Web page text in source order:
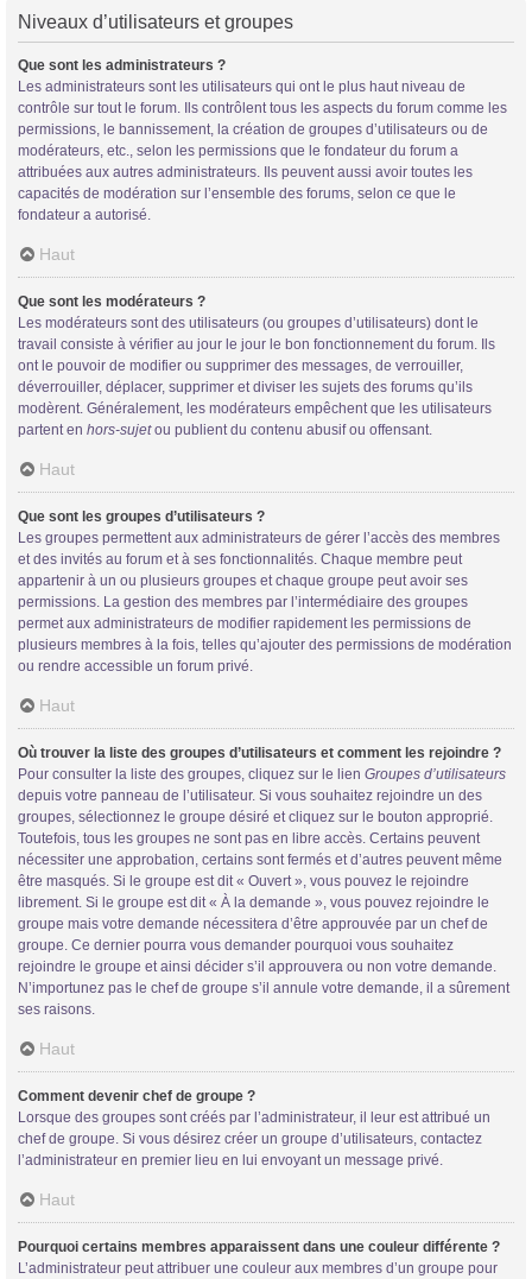
Niveaux d’utilisateurs et groupes
Que sont les administrateurs ?
Les administrateurs sont les utilisateurs qui ont le plus haut niveau de
contrôle sur tout le forum. Ils contrôlent tous les aspects du forum comme les
permissions, le bannissement, la création de groupes d’utilisateurs ou de
modérateurs, etc., selon les permissions que le fondateur du forum a
attribuées aux autres administrateurs. Ils peuvent aussi avoir toutes les
capacités de modération sur l’ensemble des forums, selon ce que le
fondateur a autorisé.
Haut
Que sont les modérateurs ?
Les modérateurs sont des utilisateurs (ou groupes d’utilisateurs) dont le
travail consiste à vérifier au jour le jour le bon fonctionnement du forum. Ils
ont le pouvoir de modifier ou supprimer des messages, de verrouiller,
déverrouiller, déplacer, supprimer et diviser les sujets des forums qu’ils
modèrent. Généralement, les modérateurs empêchent que les utilisateurs
partent en hors-sujetou publient du contenu abusif ou offensant.
Haut
Que sont les groupes d’utilisateurs ?
Les groupes permettent aux administrateurs de gérer l’accès des membres
et des invités au forum et à ses fonctionnalités. Chaque membre peut
appartenir à un ou plusieurs groupes et chaque groupe peut avoir ses
permissions. La gestion des membres par l’intermédiaire des groupes
permet aux administrateurs de modifier rapidement les permissions de
plusieurs membres à la fois, telles qu’ajouter des permissions de modération
ou rendre accessible un forum privé.
Haut
Où trouver la liste des groupes d’utilisateurs et comment les rejoindre ?
Pour consulter la liste des groupes, cliquez sur le lien Groupes d’utilisateurs
depuis votre panneau de l’utilisateur. Si vous souhaitez rejoindre un des
groupes, sélectionnez le groupe désiré et cliquez sur le bouton approprié.
Toutefois, tous les groupes ne sont pas en libre accès. Certains peuvent
nécessiter une approbation, certains sont fermés et d’autres peuvent même
être masqués. Si le groupe est dit « Ouvert », vous pouvez le rejoindre
librement. Si le groupe est dit « À la demande », vous pouvez rejoindre le
groupe mais votre demande nécessitera d’être approuvée par un chef de
groupe. Ce dernier pourra vous demander pourquoi vous souhaitez
rejoindre le groupe et ainsi décider s’il approuvera ou non votre demande.
N’importunez pas le chef de groupe s’il annule votre demande, il a sûrement
ses raisons.
Haut
Comment devenir chef de groupe ?
Lorsque des groupes sont créés par l’administrateur, il leur est attribué un
chef de groupe. Si vous désirez créer un groupe d’utilisateurs, contactez
l’administrateur en premier lieu en lui envoyant un message privé.
Haut
Pourquoi certains membres apparaissent dans une couleur différente ?
L’administrateur peut attribuer une couleur aux membres d’un groupe pour